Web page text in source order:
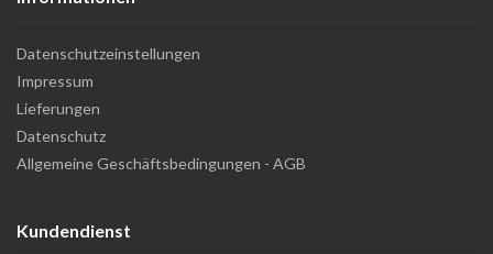
Datenschutzeinstellungen
Impressum
Lieferungen
Datenschutz
Allgemeine Geschäftsbedingungen - AGB
Kundendienst